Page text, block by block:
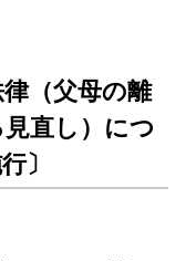
（父母の離
直し）につ
〕